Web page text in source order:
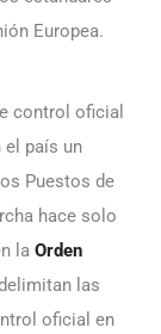
Europea.
control oficial
el país un
Puestos de
hace solo
la Orden
las
oficial en